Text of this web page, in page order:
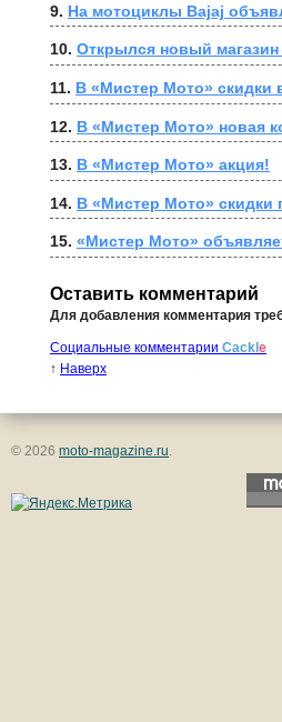
9. На мотоциклы Bajaj
10. Открылся новый
11. В «Мистер Мото» скидки
12. В «Мистер Мото» новая
13. В «Мистер Мото» акция!
14. В «Мистер Мото» скидки
15. «Мистер Мото»
Оставить комментарий
Для добавления комментария
Социальные комментарии Cackl e
↑ Наверх
© 2026 moto-magazine.ru.